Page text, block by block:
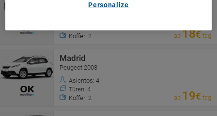
Fiat 500 Cabrio
Koffer: 2
ab 18€ tag
Madrid
Peugeot 2008
Asientos: 4
Türen: 4
Koffer: 2
ab 19€ tag
Personalize